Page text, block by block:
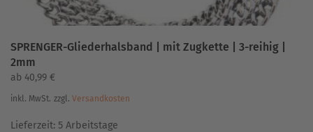
SPRENGER-Gliederhalsband | mit Zugkette | 3-reihig |
2mm
ab 40,99 €
inkl. MwSt. zzgl. Versandkosten
Lieferzeit: 5 Arbeitstage